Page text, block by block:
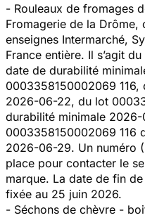
- Rouleaux de fromages
Fromagerie de la Drôme,
enseignes Intermarché,
France entière. Il s’agit
date de durabilité
0003358150002069
2026-06-22, du lot
durabilité minimale
0003358150002069 116
2026-06-29. Un numéro
place pour contacter le
marque. La date de fin
fixée au 25 juin 2026.
- Séchons de chèvre -